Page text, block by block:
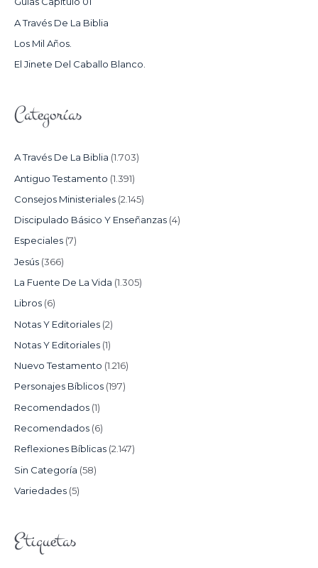
R
:
A Través De La Biblia
Los Mil Años.
El Jinete Del Caballo Blanco.
Categorías
A Través De La Biblia (1.703)
Antiguo Testamento (1.391)
Consejos Ministeriales (2.145)
Discipulado Básico Y Enseñanzas (4)
Especiales (7)
Jesús (366)
La Fuente De La Vida (1.305)
Libros (6)
Notas Y Editoriales (2)
Notas Y Editoriales (1)
Nuevo Testamento (1.216)
Personajes Bíblicos (197)
Recomendados (1)
Recomendados (6)
Reflexiones Bíblicas (2.147)
Sin Categoría (58)
Variedades (5)
Etiquetas